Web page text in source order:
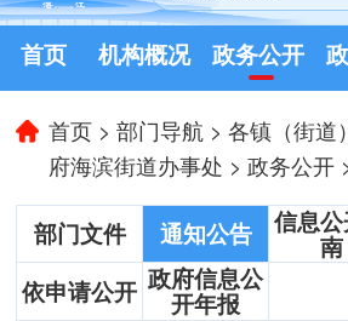
首页 机构概况 政务公开
首页 >部门导航 >各镇（街道）
府海滨街道办事处 >政务公开
部门文件 通知公告 信息
南
依申请公开 政府信息公
开年报